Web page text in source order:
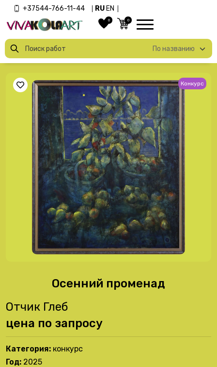
+37544-766-11-44 RU EN
0 0
Конкурс
Осенний променад
Отчик Глеб
цена по запросу
Категория: конкурс
Год: 2025